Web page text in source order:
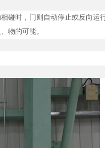
碰时，门则自动停止或反向运
物的可能。